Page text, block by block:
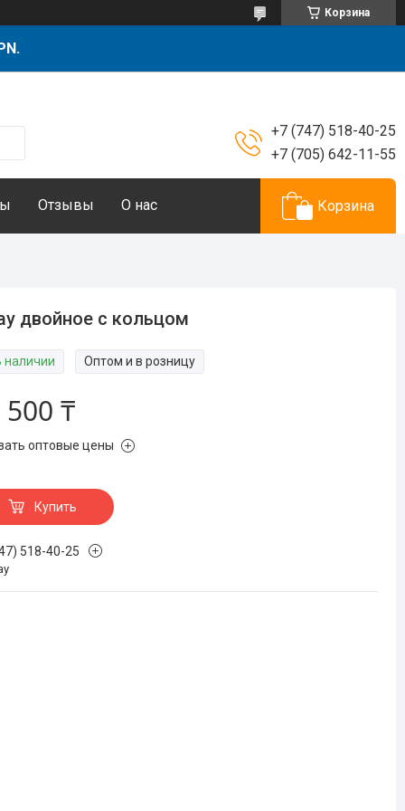
Корзина
+7 (747) 518-40-25
+7 (705) 642-11-55
Отзывы О нас Корзина
двойное с кольцом
наличии Оптом и в розницу
₸
оптовые цены
Купить
518-40-25